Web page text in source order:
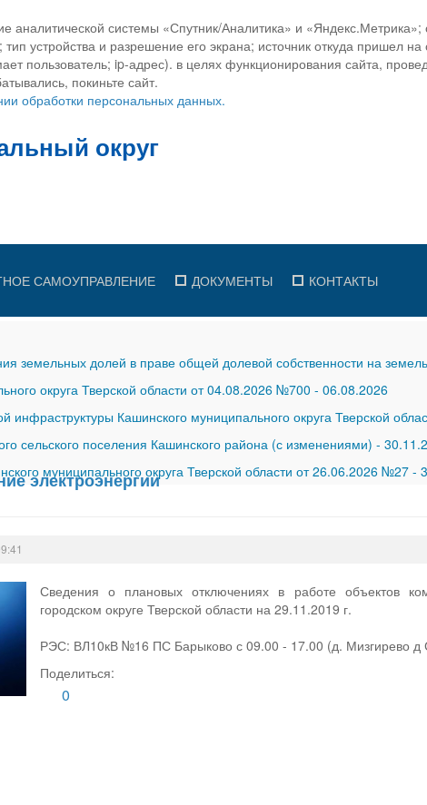
аналитической системы «Спутник/Аналитика» и
устройства и разрешение его экрана; источник откуда пришел на
пользователь; ip-адрес). в целях функционирования сайта,
покиньте сайт.
обработки персональных данных.
САМОУПРАВЛЕНИЕ ДОКУМЕНТЫ КОНТАКТЫ
земельных долей в праве общей долевой собственности на
округа Тверской области от 04.08.2026 №700 - 06.08.2026
Кашинского муниципального округа Тверской
сельского поселения Кашинского района (с изменениями) -
муниципального округа Тверской области от 26.06.2026 №27 -
электроэнергии
Сведения о плановых отключениях в работе объектов
городском округе Тверской области на 29.11.2019 г.
РЭС: ВЛ10кВ №16 ПС Барыково с 09.00 - 17.00 (д. Мизгирево д
Поделиться:
0